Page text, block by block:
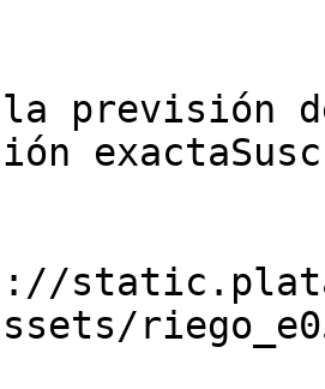
la previsión